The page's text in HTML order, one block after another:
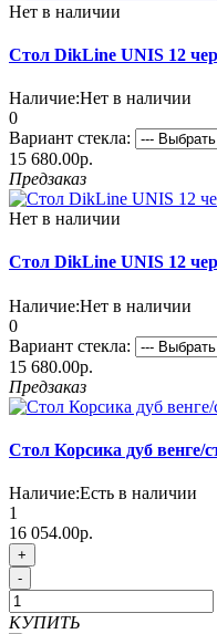
Нет в наличии
Стол DikLine UNIS 12
Наличие:Нет в наличии
0
Вариант стекла:
15 680.00р.
Предзаказ
Нет в наличии
Стол DikLine UNIS 12
Наличие:Нет в наличии
0
Вариант стекла:
15 680.00р.
Предзаказ
Стол Корсика дуб венге/
Наличие:Есть в наличии
1
16 054.00р.
+
-
КУПИТЬ